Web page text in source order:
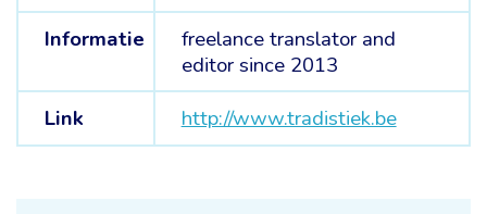
Informatie
freelance translator and
editor since 2013
Link
http://www.tradistiek.be